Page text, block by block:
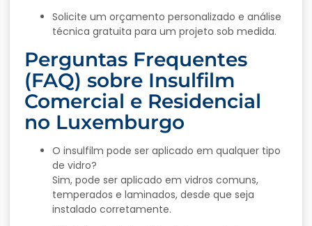
Solicite um orçamento personalizado e análise
técnica gratuita para um projeto sob medida.
Perguntas Frequentes
(FAQ) sobre Insulfilm
Comercial e Residencial
no Luxemburgo
O insulfilm pode ser aplicado em qualquer tipo
de vidro?
Sim, pode ser aplicado em vidros comuns,
temperados e laminados, desde que seja
instalado corretamente.